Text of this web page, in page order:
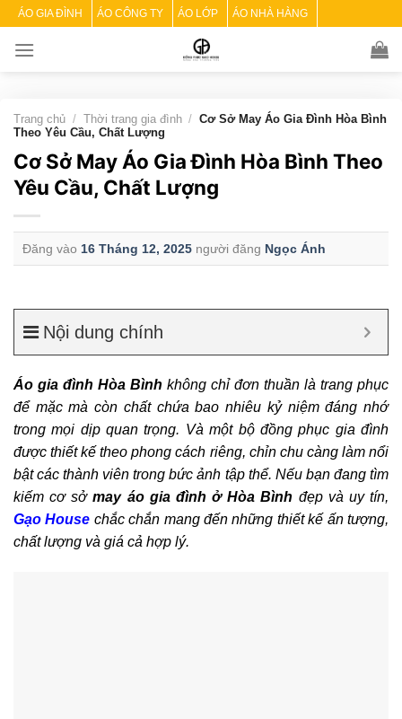
Skip
content
ÁO GIA ĐÌNH ÁO CÔNG TY ÁO LỚP ÁO NHÀ HÀNG
Trang chủ / Thời trang gia đình / Cơ Sở May Áo Gia Đình Hòa Bình
Theo Yêu Cầu, Chất Lượng
Cơ Sở May Áo Gia Đình Hòa Bình Theo
Yêu Cầu, Chất Lượng
Đăng vào 16 Tháng 12, 2025 người đăng Ngọc Ánh
Nội dung chính
Áo gia đình Hòa Bình không chỉ đơn thuần là trang phục
để mặc mà còn chất chứa bao nhiêu kỷ niệm đáng nhớ
trong mọi dịp quan trọng. Và một bộ đồng phục gia đình
được thiết kế theo phong cách riêng, chỉn chu càng làm nổi
bật các thành viên trong bức ảnh tập thể. Nếu bạn đang tìm
kiếm cơ sởmay áo gia đình ở Hòa Bình đẹp và uy tín,
Gạo House chắc chắn mang đến những thiết kế ấn tượng,
chất lượng và giá cả hợp lý.